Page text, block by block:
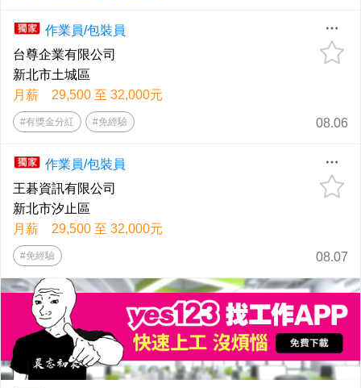
作業員/包裝員
台尊企業有限公司
新北市土城區
月薪 29,500 至 32,000元
#有獎金分紅 #免經驗 08.06
作業員/包裝員
王碁資訊有限公司
新北市汐止區
月薪 29,500 至 32,000元
#免經驗 08.07